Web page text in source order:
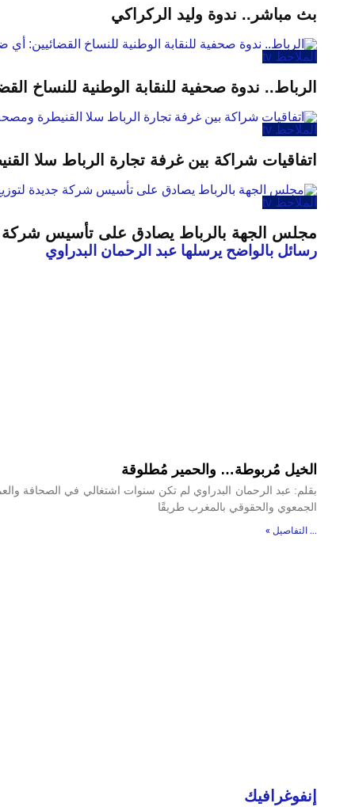
بث مباشر.. ندوة وليد الركراكي
الملاحظ tv
الرباط.. ندوة صحفية للنقابة الوطنية للنساخ
الملاحظ tv
اتفاقيات شراكة بين غرفة تجارة الرباط سلا
الملاحظ tv
مجلس الجهة بالرباط يصادق على تأسيس شركة
رسائل بالواضح يرسلها عبد الرحمان البدراوي
الخيل مُربوطة… والحمير مُطلوقة
بقلم: عبد الرحمان البدراوي لم تكن سنوات اشتغالي في الصحافة
الجمعوي والحقوقي بالمغرب طريقًا
... التفاصيل »
إنفوغرافيك